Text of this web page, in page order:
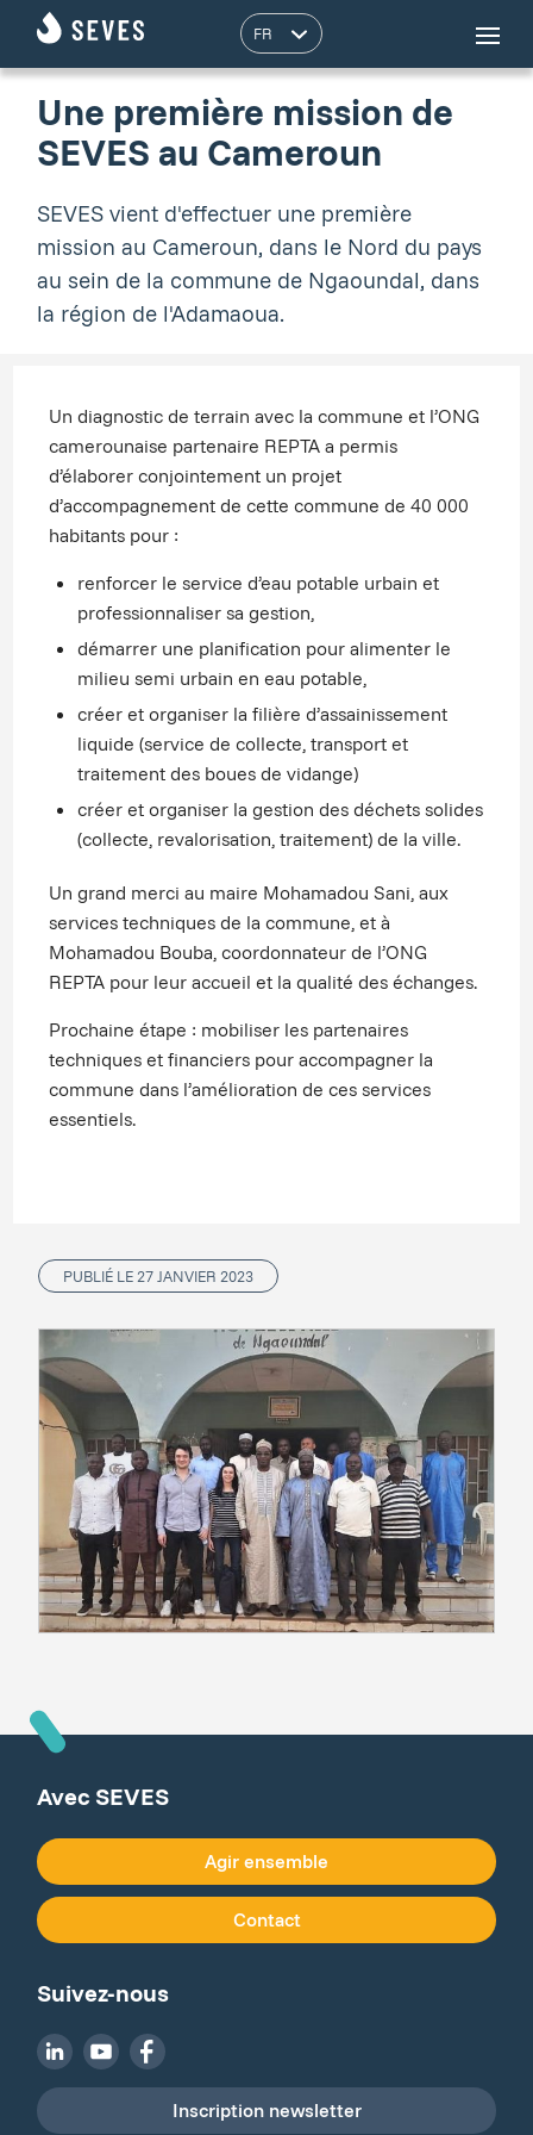
Une première mission de
SEVES au Cameroun
SEVES vient d'effectuer une première
mission au Cameroun, dans le Nord du pays
au sein de la commune de Ngaoundal, dans
la région de l'Adamaoua.
Un diagnostic de terrain avec la commune et l’ONG
camerounaise partenaire REPTA a permis
d’élaborer conjointement un projet
d’accompagnement de cette commune de 40 000
habitants pour :
renforcer le service d’eau potable urbain et
professionnaliser sa gestion,
démarrer une planification pour alimenter le
milieu semi urbain en eau potable,
créer et organiser la filière d’assainissement
liquide (service de collecte, transport et
traitement des boues de vidange)
créer et organiser la gestion des déchets solides
(collecte, revalorisation, traitement) de la ville.
Un grand merci au maire Mohamadou Sani, aux
services techniques de la commune, et à
Mohamadou Bouba, coordonnateur de l’ONG
REPTA pour leur accueil et la qualité des échanges.
Prochaine étape : mobiliser les partenaires
techniques et financiers pour accompagner la
commune dans l’amélioration de ces services
essentiels.
PUBLIÉ LE 27 JANVIER 2023
Avec SEVES
Agir ensemble
Contact
Suivez-nous
Inscription newsletter